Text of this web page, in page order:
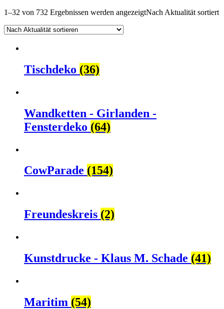
1–32 von 732 Ergebnissen werden angezeigtNach Aktualität sortiert
Tischdeko (36)
Wandketten - Girlanden -
Fensterdeko (64)
CowParade (154)
Freundeskreis (2)
Kunstdrucke - Klaus M. Schade (41)
Maritim (54)